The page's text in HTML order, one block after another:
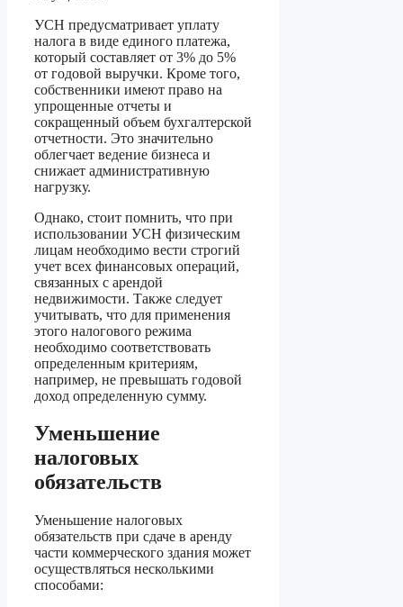
УСН предусматривает уплату
налога в виде единого платежа,
который составляет от 3% до 5%
от годовой выручки. Кроме того,
собственники имеют право на
упрощенные отчеты и
сокращенный объем бухгалтерской
отчетности. Это значительно
облегчает ведение бизнеса и
снижает административную
нагрузку.
Однако, стоит помнить, что при
использовании УСН физическим
лицам необходимо вести строгий
учет всех финансовых операций,
связанных с арендой
недвижимости. Также следует
учитывать, что для применения
этого налогового режима
необходимо соответствовать
определенным критериям,
например, не превышать годовой
доход определенную сумму.
Уменьшение
налоговых
обязательств
Уменьшение налоговых
обязательств при сдаче в аренду
части коммерческого здания может
осуществляться несколькими
способами: